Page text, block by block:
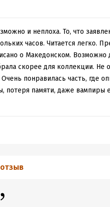
и неплоха. То, что
часов. Читается легко.
о Македонском. Возможно
скорее для коллекции. Не
понравилась часть, где
потеря памяти, даже вампиры